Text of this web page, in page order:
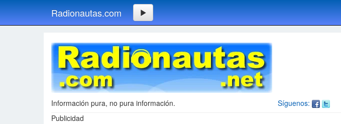
Radionautas.com
Síguenos:
Información pura, no pura información.
Publicidad